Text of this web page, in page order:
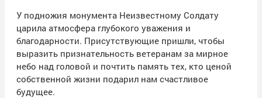
У подножия монумента Неизвестному Солдату
царила атмосфера глубокого уважения и
благодарности. Присутствующие пришли, чтобы
выразить признательность ветеранам за мирное
небо над головой и почтить память тех, кто ценой
собственной жизни подарил нам счастливое
будущее.